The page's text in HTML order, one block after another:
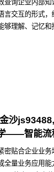
查询企业内部
言交互的形式
够理解、记忆
沙
——智能流
密贴合企业业
全量业务应用